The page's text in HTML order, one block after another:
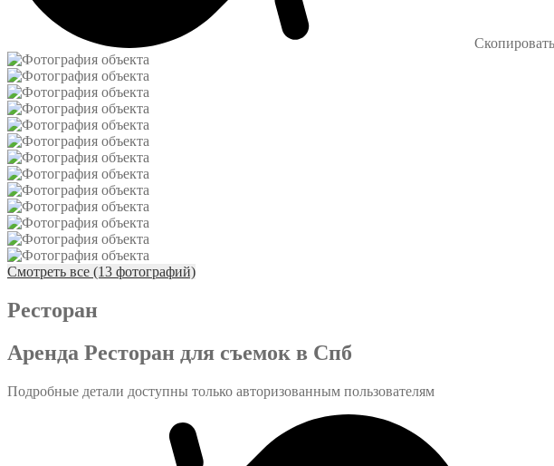
Смотреть все (13 фотографий)
Ресторан
Аренда Ресторан для съемок в Спб
Подробные детали доступны только авторизованным пользователям